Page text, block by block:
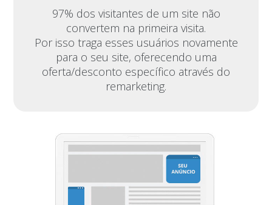
97% dos visitantes de um site não
convertem na primeira visita.
Por isso traga esses usuários novamente
para o seu site, oferecendo uma
oferta/desconto específico através do
remarketing.